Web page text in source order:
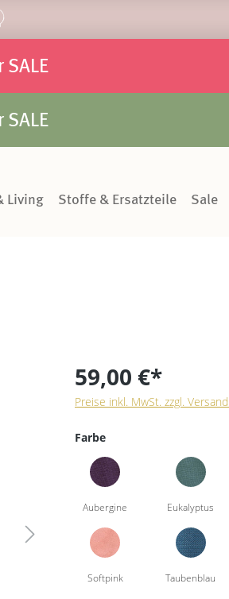
SALE
SALE
Living Stoffe & Ersatzteile Sale
59,00 €*
Preise inkl. MwSt. zzgl.
Farbe